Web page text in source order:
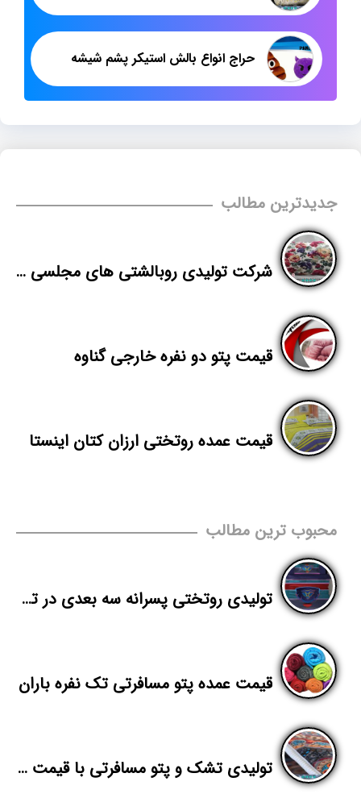
حراج انواع بالش استیکر پشم شیشه
جدیدترین مطالب
شرکت تولیدی روبالشتی های مجلسی مخمل پورشه
قیمت پتو دو نفره خارجی گناوه
قیمت عمده روتختی ارزان کتان اینستا
محبوب ترین مطالب
تولیدی روتختی پسرانه سه بعدی در تهران
قیمت عمده پتو مسافرتی تک نفره باران
تولیدی تشک و پتو مسافرتی با قیمت های خوب